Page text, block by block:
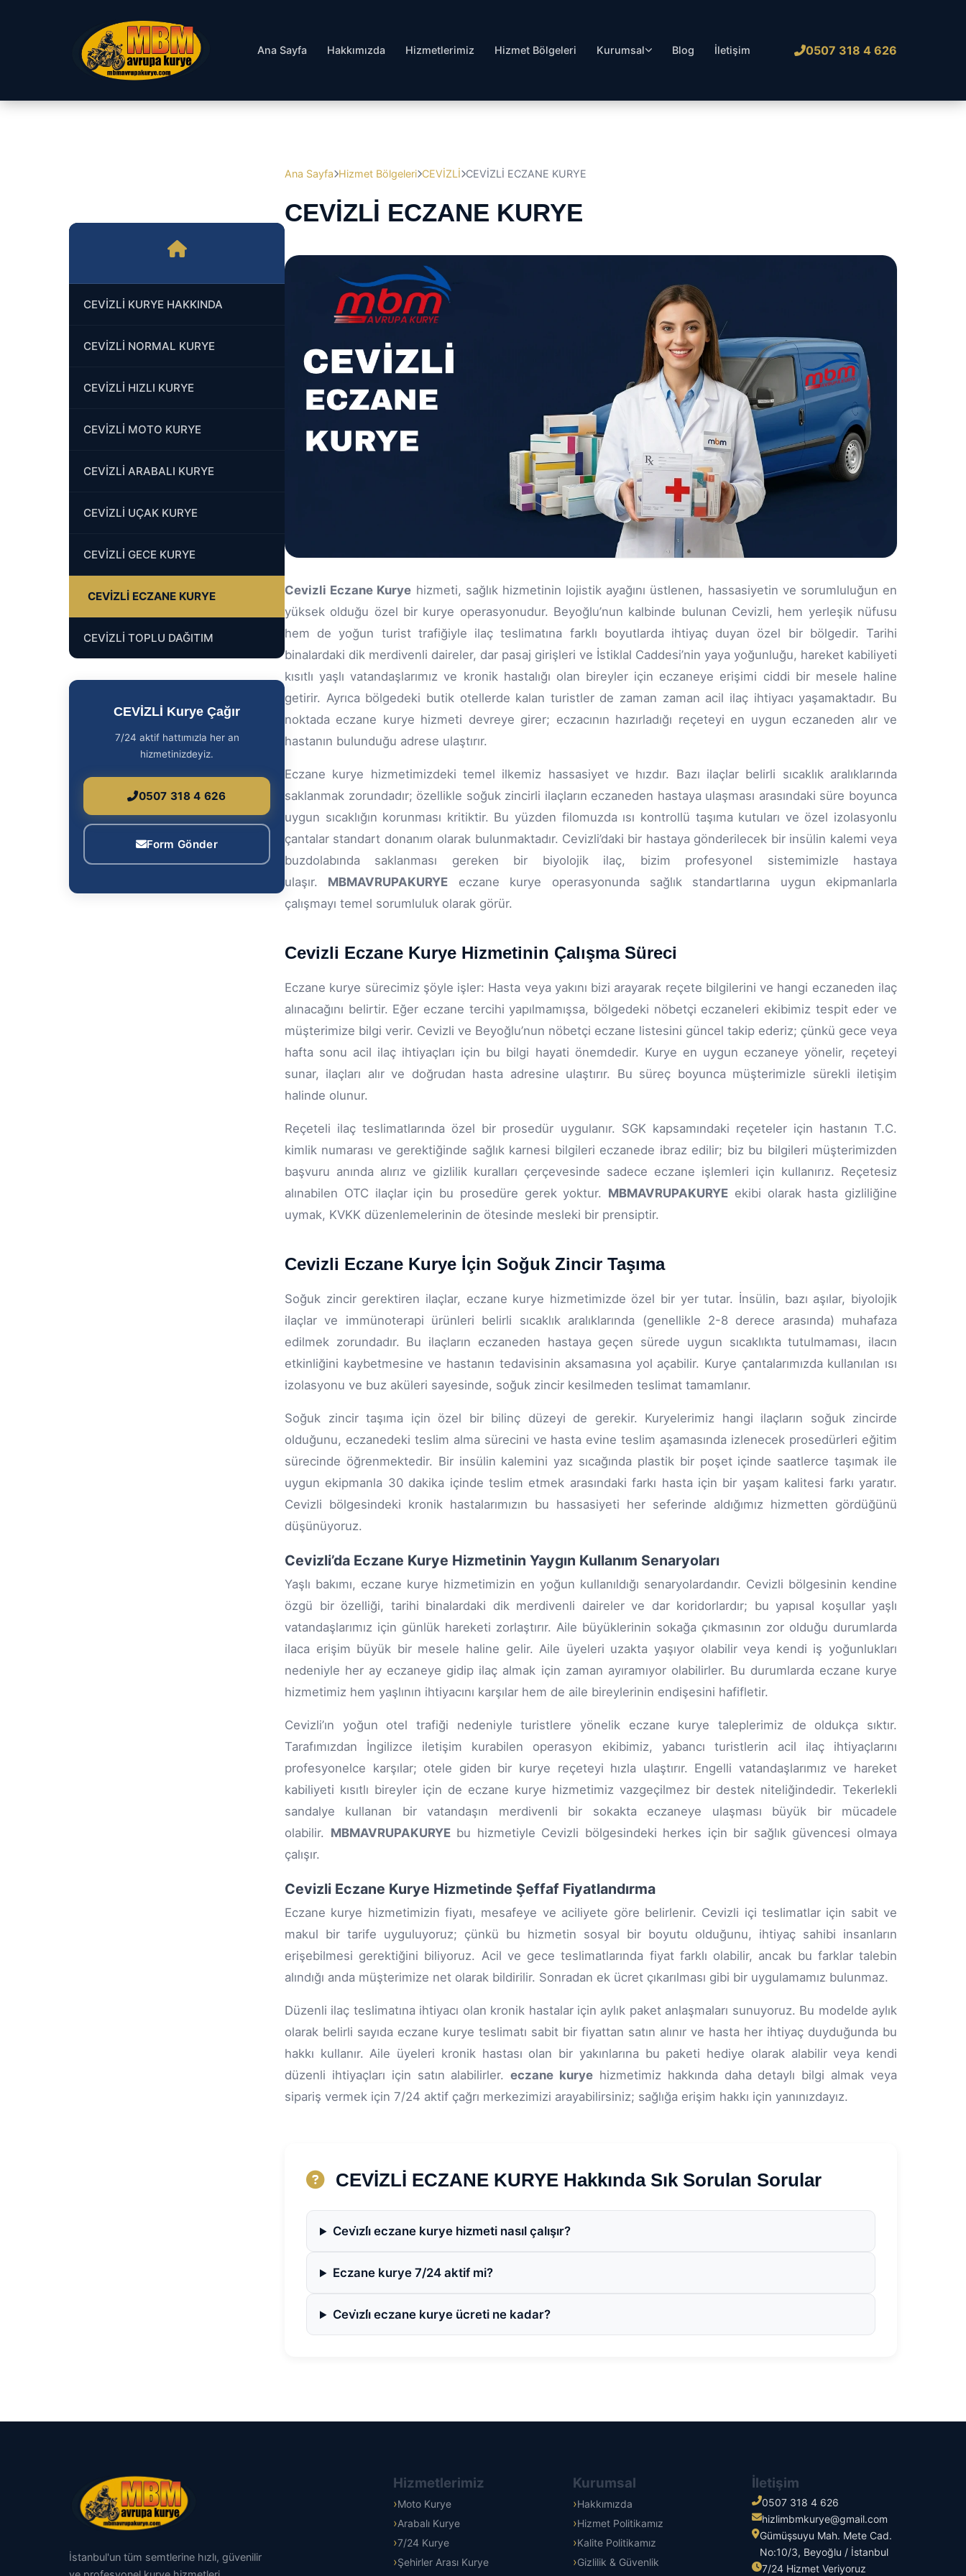
Ana Sayfa Hakkımızda Hizmetlerimiz Hizmet Bölgeleri Kurumsal Blog İletişim 0507 318 4 626
CEVİZLİ KURYE HAKKINDA
CEVİZLİ NORMAL KURYE
CEVİZLİ HIZLI KURYE
CEVİZLİ MOTO KURYE
CEVİZLİ ARABALI KURYE
CEVİZLİ UÇAK KURYE
CEVİZLİ GECE KURYE
CEVİZLİ ECZANE KURYE
CEVİZLİ TOPLU DAĞITIM
CEVİZLİ Kurye Çağır
7/24 aktif hattımızla her an
hizmetinizdeyiz.
0507 318 4 626
Form Gönder
Ana Sayfa Hizmet Bölgeleri CEVİZLİ CEVİZLİ ECZANE KURYE
CEVİZLİ ECZANE KURYE
Cevizli Eczane Kurye hizmeti, sağlık hizmetinin lojistik ayağını üstlenen, hassasiyetin ve sorumluluğun en
yüksek olduğu özel bir kurye operasyonudur. Beyoğlu’nun kalbinde bulunan Cevizli, hem yerleşik nüfusu
hem de yoğun turist trafiğiyle ilaç teslimatına farklı boyutlarda ihtiyaç duyan özel bir bölgedir. Tarihi
binalardaki dik merdivenli daireler, dar pasaj girişleri ve İstiklal Caddesi’nin yaya yoğunluğu, hareket kabiliyeti
kısıtlı yaşlı vatandaşlarımız ve kronik hastalığı olan bireyler için eczaneye erişimi ciddi bir mesele haline
getirir. Ayrıca bölgedeki butik otellerde kalan turistler de zaman zaman acil ilaç ihtiyacı yaşamaktadır. Bu
noktada eczane kurye hizmeti devreye girer; eczacının hazırladığı reçeteyi en uygun eczaneden alır ve
hastanın bulunduğu adrese ulaştırır.
Eczane kurye hizmetimizdeki temel ilkemiz hassasiyet ve hızdır. Bazı ilaçlar belirli sıcaklık aralıklarında
saklanmak zorundadır; özellikle soğuk zincirli ilaçların eczaneden hastaya ulaşması arasındaki süre boyunca
uygun sıcaklığın korunması kritiktir. Bu yüzden filomuzda ısı kontrollü taşıma kutuları ve özel izolasyonlu
çantalar standart donanım olarak bulunmaktadır. Cevizli’daki bir hastaya gönderilecek bir insülin kalemi veya
buzdolabında saklanması gereken bir biyolojik ilaç, bizim profesyonel sistemimizle hastaya
ulaşır. MBMAVRUPAKURYE eczane kurye operasyonunda sağlık standartlarına uygun ekipmanlarla
çalışmayı temel sorumluluk olarak görür.
Cevizli Eczane Kurye Hizmetinin Çalışma Süreci
Eczane kurye sürecimiz şöyle işler: Hasta veya yakını bizi arayarak reçete bilgilerini ve hangi eczaneden ilaç
alınacağını belirtir. Eğer eczane tercihi yapılmamışsa, bölgedeki nöbetçi eczaneleri ekibimiz tespit eder ve
müşterimize bilgi verir. Cevizli ve Beyoğlu’nun nöbetçi eczane listesini güncel takip ederiz; çünkü gece veya
hafta sonu acil ilaç ihtiyaçları için bu bilgi hayati önemdedir. Kurye en uygun eczaneye yönelir, reçeteyi
sunar, ilaçları alır ve doğrudan hasta adresine ulaştırır. Bu süreç boyunca müşterimizle sürekli iletişim
halinde olunur.
Reçeteli ilaç teslimatlarında özel bir prosedür uygulanır. SGK kapsamındaki reçeteler için hastanın T.C.
kimlik numarası ve gerektiğinde sağlık karnesi bilgileri eczanede ibraz edilir; biz bu bilgileri müşterimizden
başvuru anında alırız ve gizlilik kuralları çerçevesinde sadece eczane işlemleri için kullanırız. Reçetesiz
alınabilen OTC ilaçlar için bu prosedüre gerek yoktur. MBMAVRUPAKURYE ekibi olarak hasta gizliliğine
uymak, KVKK düzenlemelerinin de ötesinde mesleki bir prensiptir.
Cevizli Eczane Kurye İçin Soğuk Zincir Taşıma
Soğuk zincir gerektiren ilaçlar, eczane kurye hizmetimizde özel bir yer tutar. İnsülin, bazı aşılar, biyolojik
ilaçlar ve immünoterapi ürünleri belirli sıcaklık aralıklarında (genellikle 2-8 derece arasında) muhafaza
edilmek zorundadır. Bu ilaçların eczaneden hastaya geçen sürede uygun sıcaklıkta tutulmaması, ilacın
etkinliğini kaybetmesine ve hastanın tedavisinin aksamasına yol açabilir. Kurye çantalarımızda kullanılan ısı
izolasyonu ve buz aküleri sayesinde, soğuk zincir kesilmeden teslimat tamamlanır.
Soğuk zincir taşıma için özel bir bilinç düzeyi de gerekir. Kuryelerimiz hangi ilaçların soğuk zincirde
olduğunu, eczanedeki teslim alma sürecini ve hasta evine teslim aşamasında izlenecek prosedürleri eğitim
sürecinde öğrenmektedir. Bir insülin kalemini yaz sıcağında plastik bir poşet içinde saatlerce taşımak ile
uygun ekipmanla 30 dakika içinde teslim etmek arasındaki farkı hasta için bir yaşam kalitesi farkı yaratır.
Cevizli bölgesindeki kronik hastalarımızın bu hassasiyeti her seferinde aldığımız hizmetten gördüğünü
düşünüyoruz.
Cevizli’da Eczane Kurye Hizmetinin Yaygın Kullanım Senaryoları
Yaşlı bakımı, eczane kurye hizmetimizin en yoğun kullanıldığı senaryolardandır. Cevizli bölgesinin kendine
özgü bir özelliği, tarihi binalardaki dik merdivenli daireler ve dar koridorlardır; bu yapısal koşullar yaşlı
vatandaşlarımız için günlük hareketi zorlaştırır. Aile büyüklerinin sokağa çıkmasının zor olduğu durumlarda
ilaca erişim büyük bir mesele haline gelir. Aile üyeleri uzakta yaşıyor olabilir veya kendi iş yoğunlukları
nedeniyle her ay eczaneye gidip ilaç almak için zaman ayıramıyor olabilirler. Bu durumlarda eczane kurye
hizmetimiz hem yaşlının ihtiyacını karşılar hem de aile bireylerinin endişesini hafifletir.
Cevizli’ın yoğun otel trafiği nedeniyle turistlere yönelik eczane kurye taleplerimiz de oldukça sıktır.
Tarafımızdan İngilizce iletişim kurabilen operasyon ekibimiz, yabancı turistlerin acil ilaç ihtiyaçlarını
profesyonelce karşılar; otele giden bir kurye reçeteyi hızla ulaştırır. Engelli vatandaşlarımız ve hareket
kabiliyeti kısıtlı bireyler için de eczane kurye hizmetimiz vazgeçilmez bir destek niteliğindedir. Tekerlekli
sandalye kullanan bir vatandaşın merdivenli bir sokakta eczaneye ulaşması büyük bir mücadele
olabilir. MBMAVRUPAKURYEbu hizmetiyle Cevizli bölgesindeki herkes için bir sağlık güvencesi olmaya
çalışır.
Cevizli Eczane Kurye Hizmetinde Şeffaf Fiyatlandırma
Eczane kurye hizmetimizin fiyatı, mesafeye ve aciliyete göre belirlenir. Cevizli içi teslimatlar için sabit ve
makul bir tarife uyguluyoruz; çünkü bu hizmetin sosyal bir boyutu olduğunu, ihtiyaç sahibi insanların
erişebilmesi gerektiğini biliyoruz. Acil ve gece teslimatlarında fiyat farklı olabilir, ancak bu farklar talebin
alındığı anda müşterimize net olarak bildirilir. Sonradan ek ücret çıkarılması gibi bir uygulamamız bulunmaz.
Düzenli ilaç teslimatına ihtiyacı olan kronik hastalar için aylık paket anlaşmaları sunuyoruz. Bu modelde aylık
olarak belirli sayıda eczane kurye teslimatı sabit bir fiyattan satın alınır ve hasta her ihtiyaç duyduğunda bu
hakkı kullanır. Aile üyeleri kronik hastası olan bir yakınlarına bu paketi hediye olarak alabilir veya kendi
düzenli ihtiyaçları için satın alabilirler.eczane kurye hizmetimiz hakkında daha detaylı bilgi almak veya
sipariş vermek için 7/24 aktif çağrı merkezimizi arayabilirsiniz; sağlığa erişim hakkı için yanınızdayız.
CEVİZLİ ECZANE KURYE Hakkında Sık Sorulan Sorular
Cevi̇zli̇ eczane kurye hizmeti nasıl çalışır?
Eczane kurye 7/24 aktif mi?
Cevi̇zli̇ eczane kurye ücreti ne kadar?
İstanbul'un tüm semtlerine hızlı, güvenilir
Hizmetlerimiz
Moto Kurye
Arabalı Kurye
7/24 Kurye
Şehirler Arası Kurye
Kurumsal
Hakkımızda
Hizmet Politikamız
Kalite Politikamız
Gizlilik & Güvenlik
İletişim
0507 318 4 626
hizlimbmkurye@gmail.com
Gümüşsuyu Mah. Mete Cad.
No:10/3, Beyoğlu / İstanbul
7/24 Hizmet Veriyoruz